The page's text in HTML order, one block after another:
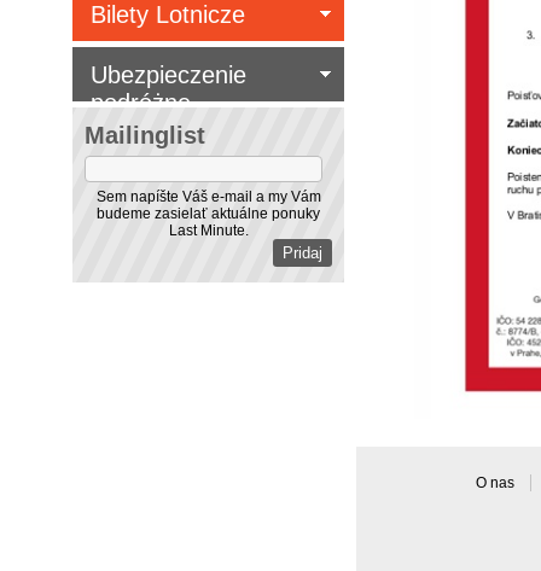
O nas
Mailinglist
Sem napíšte Váš e-mail a my Vám
budeme zasielať aktuálne ponuky
Last Minute.
Bilety Lotnicze
Ubezpieczenie
podróżne